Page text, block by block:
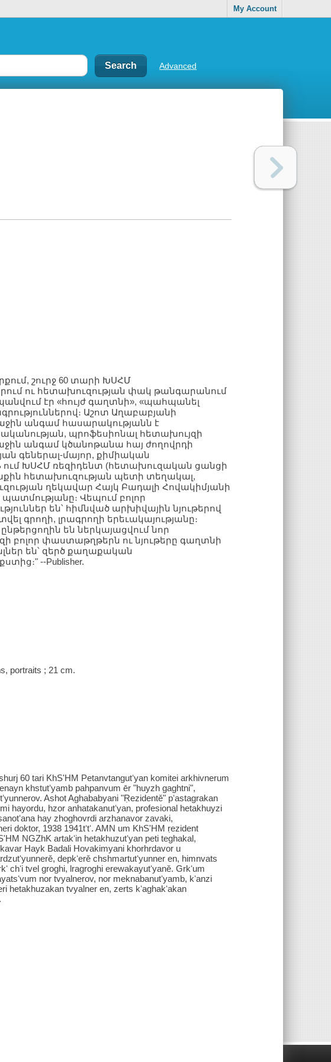
My Account
Advanced
շուրջ 60 տարի ԽՍՀՄ
ու հետախուզության փակ թանգարանում
էր «հույժ գաղտնի», «պահպանել
Աշոտ Աղաբաբյանի
անգամ հասարակությանն է
պրոֆեսիոնալ հետախույզի
անգամ կծանոթանա հայ ժողովրդի
գեներալ-մայոր, քիմիական
ում ԽՍՀՄ ռեզիդենտ (հետախուզական ցանցի
հետախուզության պետի տեղակալ,
ղեկավար Հայկ Բադալի Հովակիմյանի
Վեպում բոլոր
են՝ հիմնված արխիվային նյութերով
գրողի, լրագրողի երեւակայությանը։
են ներկայացվում նոր
բոլոր փաստաթղթերն ու նյութերը գաղտնի
են՝ զերծ քաղաքական
--Publisher.
portraits ; 21 cm.
60 tari KhSʹHM Petanvtangutʻyan komitei arkhivnerum
khstutʻyamb pahpanvum ēr "huyzh gaghtni",
Ashot Aghababyani "Ṛezidentě" pʻastagrakan
hayordu, hzor anhatakanutʻyan, profesional hetakhuyzi
hay zhoghovrdi arzhanavor zavaki,
doktor, 1938 1941tʻtʻ. AMN um KhSʹHM ṛezident
NGZhK artakʻin hetakhuzutʻyan peti teghakal,
Hayk Badali Hovakimyani khorhrdavor u
depkʻerě chshmartutʻyunner en, himnvats
chʻi tvel groghi, lragroghi erewakayutʻyaně. Grkʻum
nor tvyalnerov, nor meknabanutʻyamb, kʻanzi
hetakhuzakan tvyalner en, zerts kʻaghakʻakan